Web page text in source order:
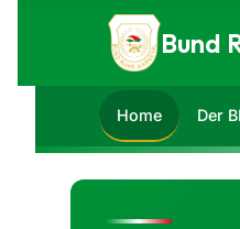
Zum Inhalt springen
Bund
Home Der